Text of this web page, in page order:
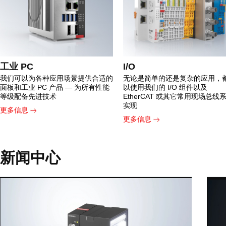
工业 PC
我们可以为各种应用场景提供合适的
面板和工业 PC 产品 — 为所有性能
等级配备先进技术
更多信息
I/O
无论是简单的还是复杂的应用，
以使用我们的 I/O 组件以及
EtherCAT 或其它常用现场总线
实现
更多信息
新闻中心